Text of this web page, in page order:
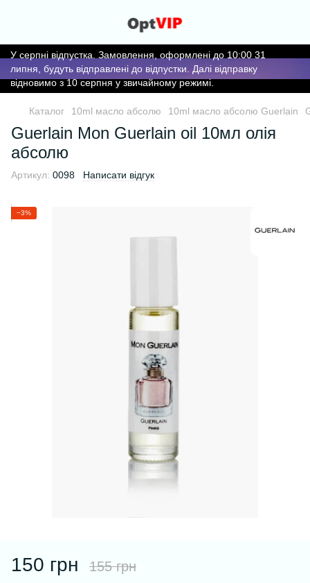
У серпні відпустка. Замовлення, оформлені до 10:00 31
липня, будуть відправлені до відпустки. Далі відправку
відновимо з 10 серпня у звичайному режимі.
Каталог 10ml масло абсолю 10ml масло абсолю Guerlain
Guerlain Mon Guerlain oil 10мл олія
абсолю
Артикул: 0098 Написати відгук
−3%
150 грн 155 грн